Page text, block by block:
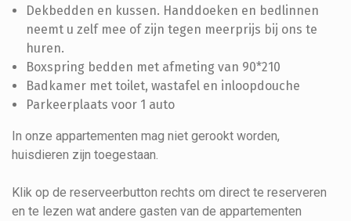
Dekbedden en kussen. Handdoeken en bedlinnen
neemt u zelf mee of zijn tegen meerprijs bij ons te
huren.
Boxspring bedden met afmeting van 90*210
Badkamer met toilet, wastafel en inloopdouche
Parkeerplaats voor 1 auto
In onze appartementen mag niet gerookt worden,
huisdieren zijn toegestaan.
Klik op de reserveerbutton rechts om direct te reserveren
en te lezen wat andere gasten van de appartementen